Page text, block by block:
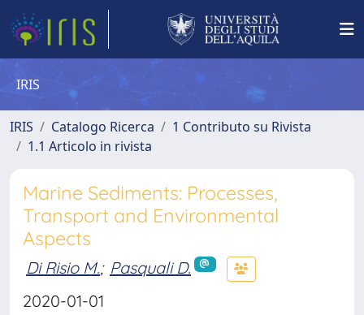
IRIS
IRIS Catalogo Ricerca
1 Contributo su Rivista
1.1 Articolo in rivista
Marine Sediments: Processes,
Transport and Environmental
Aspects
Di Risio M.; Pasquali D.
2020-01-01